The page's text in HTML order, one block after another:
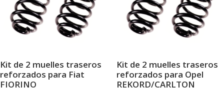
Kit de 2 muelles traseros
reforzados para Fiat
FIORINO
Kit de 2 muelles traseros
reforzados para Opel
REKORD/CARLTON